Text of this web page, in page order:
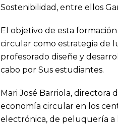
Sostenibilidad, entre ellos
El objetivo de esta
circular como estrategia de
profesorado diseñe y
cabo por Sus estudiantes.
Mari José Barriola, directora
economía circular en los
electrónica, de peluquería a